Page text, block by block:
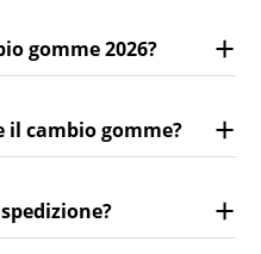
gomme 2026?
il cambio gomme?